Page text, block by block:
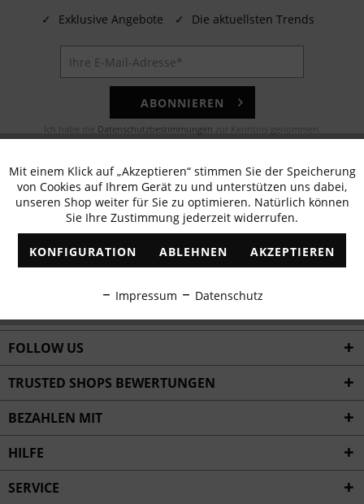
✓ Exklusive Angebote ✓ Die aktuellsten Trends
ABONNIEREN
Ich habe die Datenschutzbestimmungen zur Kenntnis genommen.
E-MAIL
Noch Fragen? Unser Kundenservice hilft Ihnen gerne!
Schreiben Sie eine Nachricht an:
FOLLOW US
TRUSTED SHOPS BEWERTUNGEN
BEZAHLEN MIT
HILFE
SERVICE
Funktionale Aktiv
Marketing Inaktiv
Tracking Inaktiv
Personalisierung Inaktiv
Service Inaktiv
Mit einem Klick auf „Akzeptieren“ stimmen Sie der Speicherung
von Cookies auf Ihrem Gerät zu und unterstützen uns dabei,
unseren Shop weiter für Sie zu optimieren. Natürlich können
Sie Ihre Zustimmung jederzeit widerrufen.
KONFIGURATION ABLEHNEN AKZEPTIEREN
Impressum Datenschutz